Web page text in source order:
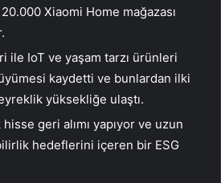
Xiaomi Home mağazası
ile IoT ve yaşam tarzı ürünleri
kaydetti ve bunlardan ilki
yüksekliğe ulaştı.
geri alımı yapıyor ve uzun
hedeflerini içeren bir ESG